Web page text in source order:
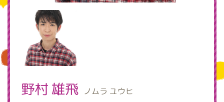
野村 雄飛 ノムラ ユウヒ